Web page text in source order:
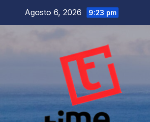
Agosto 6, 2026 9:23 pm